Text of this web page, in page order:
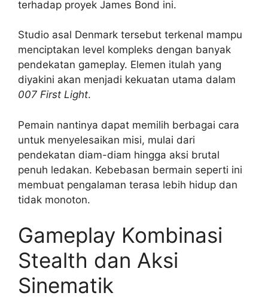
terhadap proyek James Bond ini.
Studio asal Denmark tersebut terkenal mampu
menciptakan level kompleks dengan banyak
pendekatan gameplay. Elemen itulah yang
diyakini akan menjadi kekuatan utama dalam
007 First Light.
Pemain nantinya dapat memilih berbagai cara
untuk menyelesaikan misi, mulai dari
pendekatan diam-diam hingga aksi brutal
penuh ledakan. Kebebasan bermain seperti ini
membuat pengalaman terasa lebih hidup dan
tidak monoton.
Gameplay Kombinasi
Stealth dan Aksi
Sinematik